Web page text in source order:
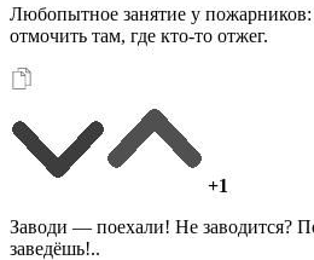
Любопытное занятие у
отмочить там, где кто-то отжег.
+1
Заводи — поехали! Не заводится?
заведёшь!..